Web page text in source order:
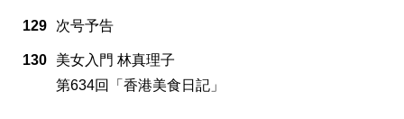
129 次号予告
130
美女入門 林真理子
第634回「香港美食日記」